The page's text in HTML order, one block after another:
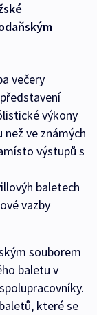
večery
výkony
ve známých
výstupů s
baletech
vazby
souborem
baletu v
které se